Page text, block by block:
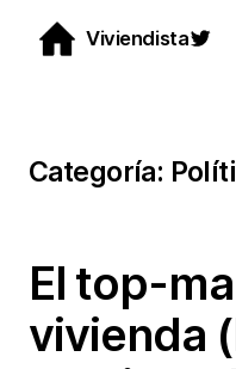
Viviendista
Categoría:
El top-
vivienda